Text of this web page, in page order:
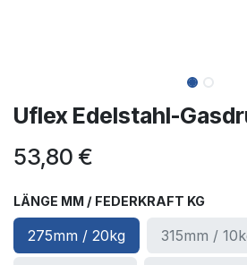
Uflex Edelstahl-
53,80 €
LÄNGE MM / FEDERKRAFT KG
275mm / 20kg 315mm /